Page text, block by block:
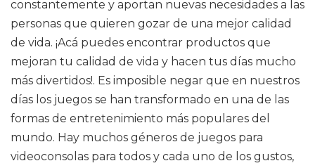
constantemente y aportan nuevas necesidades a las
personas que quieren gozar de una mejor calidad
de vida. ¡Acá puedes encontrar productos que
mejoran tu calidad de vida y hacen tus días mucho
más divertidos!. Es imposible negar que en nuestros
días los juegos se han transformado en una de las
formas de entretenimiento más populares del
mundo. Hay muchos géneros de juegos para
videoconsolas para todos y cada uno de los gustos,